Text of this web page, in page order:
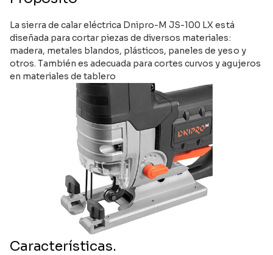
La sierra de calar eléctrica Dnipro-M JS-100 LX está
diseñada para cortar piezas de diversos materiales:
madera, metales blandos, plásticos, paneles de yeso y
otros. También es adecuada para cortes curvos y agujeros
en materiales de tablero
Características.